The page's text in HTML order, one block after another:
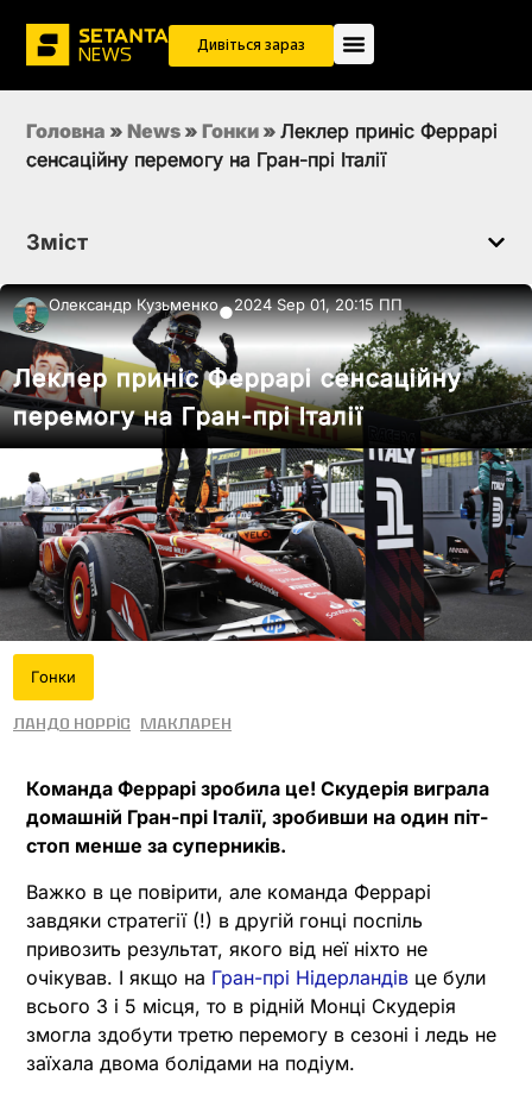
Дивіться зараз
Головна » News » Гонки » Леклер приніс Феррарі
сенсаційну перемогу на Гран-прі Італії
Зміст
Олександр Кузьменко●2024 Sep 01, 20:15 ПП
Леклер приніс Феррарі сенсаційну
перемогу на Гран-прі Італії
Гонки
Ландо Норріс МакЛарен
Команда Феррарі зробила це! Скудерія виграла
домашній Гран-прі Італії, зробивши на один піт-
стоп менше за суперників.
Важко в це повірити, але команда Феррарі
завдяки стратегії (!) в другій гонці поспіль
привозить результат, якого від неї ніхто не
очікував. І якщо на Гран-прі Нідерландів це були
всього 3 і 5 місця, то в рідній Монці Скудерія
змогла здобути третю перемогу в сезоні і ледь не
заїхала двома болідами на подіум.